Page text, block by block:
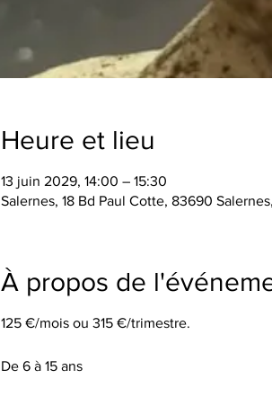
Heure et lieu
13 juin 2029, 14:00 – 15:30
Salernes, 18 Bd Paul Cotte, 83690
À propos de
125 €/mois ou 315 €/trimestre.
De 6 à 15 ans